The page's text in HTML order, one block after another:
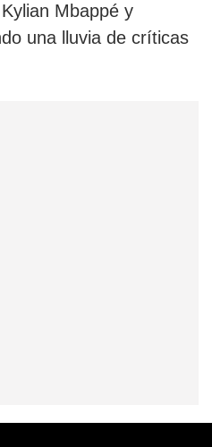
Mbappé y
una lluvia de críticas